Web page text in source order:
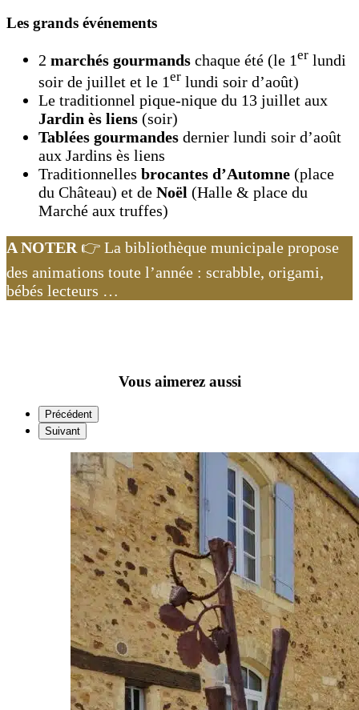
Les grands événements
2 marchés gourmands chaque été (le 1er lundi
soir de juillet et le 1er lundi soir d’août)
Le traditionnel pique-nique du 13 juillet aux
Jardin ès liens (soir)
Tablées gourmandes dernier lundi soir d’août
aux Jardins ès liens
Traditionnelles brocantes d’Automne (place
du Château) et de Noël (Halle & place du
Marché aux truffes)
A NOTER 👉 La bibliothèque municipale propose
des animations toute l’année : scrabble, origami,
bébés lecteurs …
Vous aimerez aussi
Précédent
Suivant